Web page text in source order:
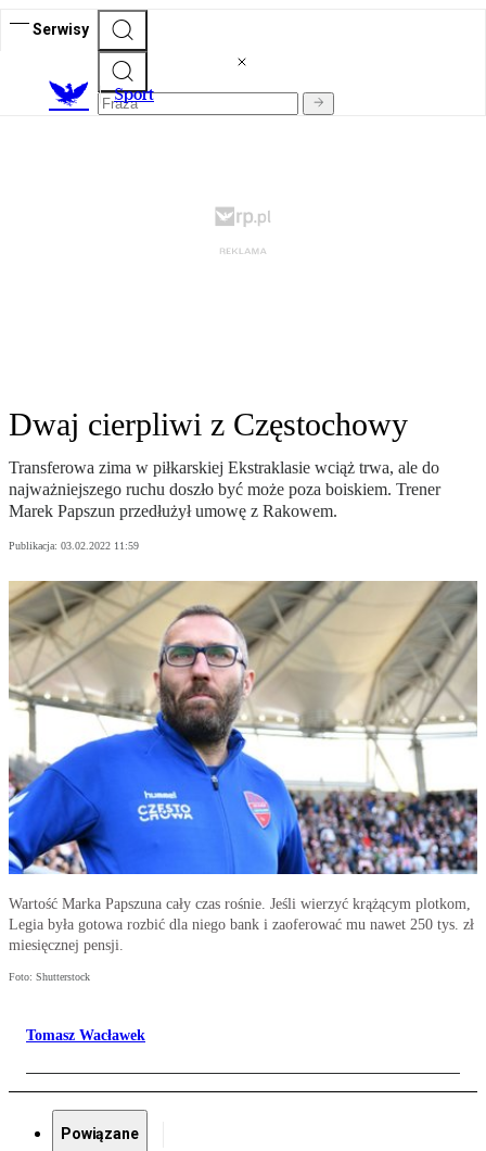
Serwisy
Sport
Dwaj cierpliwi z Częstochowy
Transferowa zima w piłkarskiej Ekstraklasie wciąż trwa, ale do
najważniejszego ruchu doszło być może poza boiskiem. Trener
Marek Papszun przedłużył umowę z Rakowem.
Publikacja: 03.02.2022 11:59
Wartość Marka Papszuna cały czas rośnie. Jeśli wierzyć krążącym plotkom,
Legia była gotowa rozbić dla niego bank i zaoferować mu nawet 250 tys. zł
miesięcznej pensji.
Foto: Shutterstock
Tomasz Wacławek
Powiązane